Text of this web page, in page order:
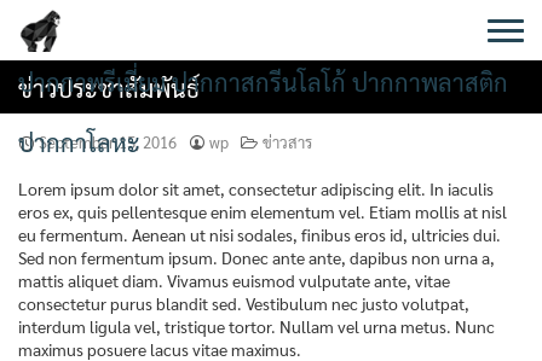
content
ปากกาพรีเมี่ยม ปากกาสกรีนโลโก้ ปากกาพลาสติก
ปากกาโลหะ
ข่าวประชาสัมพันธ์
September 15, 2016 wp ข่าวสาร
Lorem ipsum dolor sit amet, consectetur adipiscing elit. In iaculis
eros ex, quis pellentesque enim elementum vel. Etiam mollis at nisl
eu fermentum. Aenean ut nisi sodales, finibus eros id, ultricies dui.
Sed non fermentum ipsum. Donec ante ante, dapibus non urna a,
mattis aliquet diam. Vivamus euismod vulputate ante, vitae
consectetur purus blandit sed. Vestibulum nec justo volutpat,
interdum ligula vel, tristique tortor. Nullam vel urna metus. Nunc
maximus posuere lacus vitae maximus.